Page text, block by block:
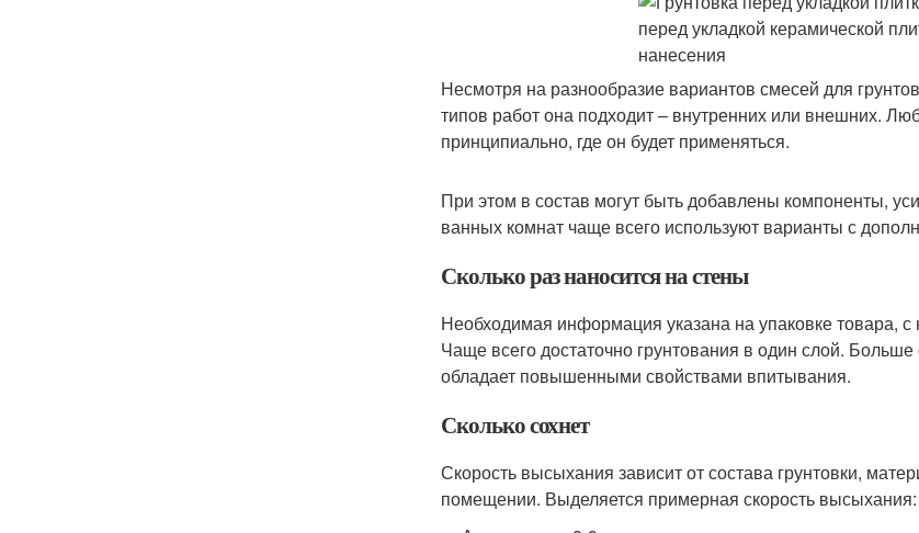
Несмотря на разнообразие вариантов смесей для
типов работ она подходит – внутренних или внешних.
принципиально, где он будет применяться.
При этом в состав могут быть добавлены компоненты,
ванных комнат чаще всего используют варианты с
Сколько раз наносится на стены
Необходимая информация указана на упаковке товара,
Чаще всего достаточно грунтования в один слой.
обладает повышенными свойствами впитывания.
Сколько сохнет
Скорость высыхания зависит от состава грунтовки,
помещении. Выделяется примерная скорость высыхания: